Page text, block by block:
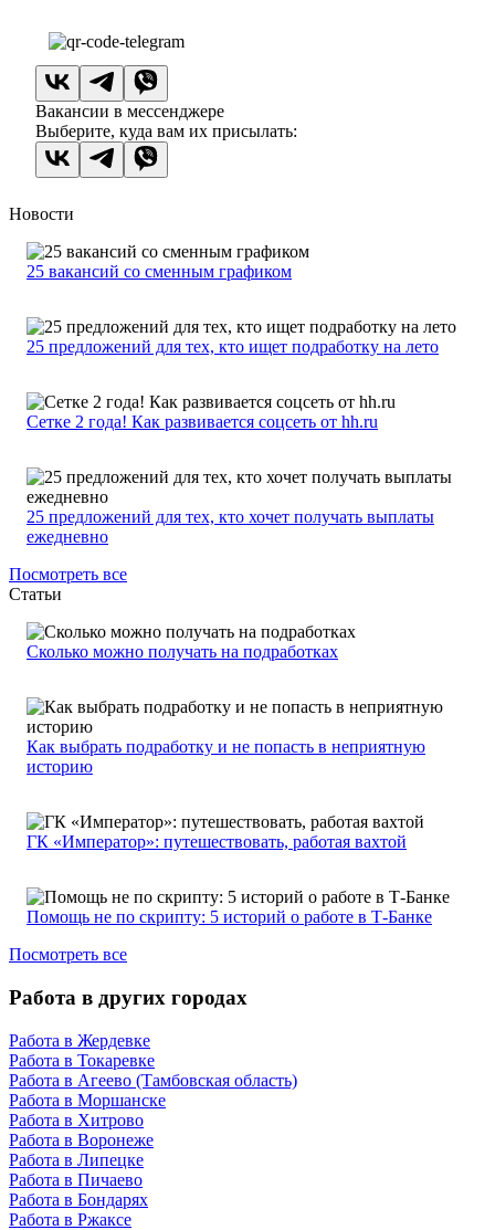
Вакансии в мессенджере
Выберите, куда вам их присылать:
Новости
25 вакансий со сменным графиком
25 предложений для тех, кто ищет подработку на лето
Сетке 2 года! Как развивается соцсеть от hh.ru
25 предложений для тех, кто хочет получать выплаты
ежедневно
Посмотреть все
Статьи
Сколько можно получать на подработках
Как выбрать подработку и не попасть в неприятную
историю
ГК «Император»: путешествовать, работая вахтой
Помощь не по скрипту: 5 историй о работе в Т-Банке
Посмотреть все
Работа в других городах
Работа в Жердевке
Работа в Токаревке
Работа в Агеево (Тамбовская область)
Работа в Моршанске
Работа в Хитрово
Работа в Воронеже
Работа в Липецке
Работа в Пичаево
Работа в Бондарях
Работа в Ржаксе